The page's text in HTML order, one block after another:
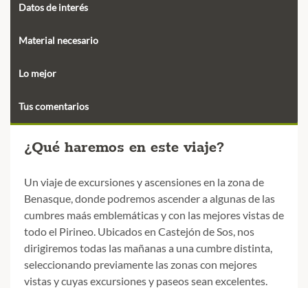
Datos de interés
Material necesario
Lo mejor
Tus comentarios
¿Qué haremos en este viaje?
Un viaje de excursiones y ascensiones en la zona de
Benasque, donde podremos ascender a algunas de las
cumbres maás emblemáticas y con las mejores vistas de
todo el Pirineo. Ubicados en Castejón de Sos, nos
dirigiremos todas las mañanas a una cumbre distinta,
seleccionando previamente las zonas con mejores
vistas y cuyas excursiones y paseos sean excelentes.